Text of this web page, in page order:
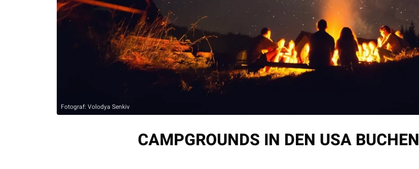
Fotograf: Volodya Senkiv
CAMPGROUNDS IN DEN USA BUCHEN